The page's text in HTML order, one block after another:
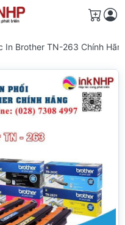
Giỏ
In Brother TN-263 Chính